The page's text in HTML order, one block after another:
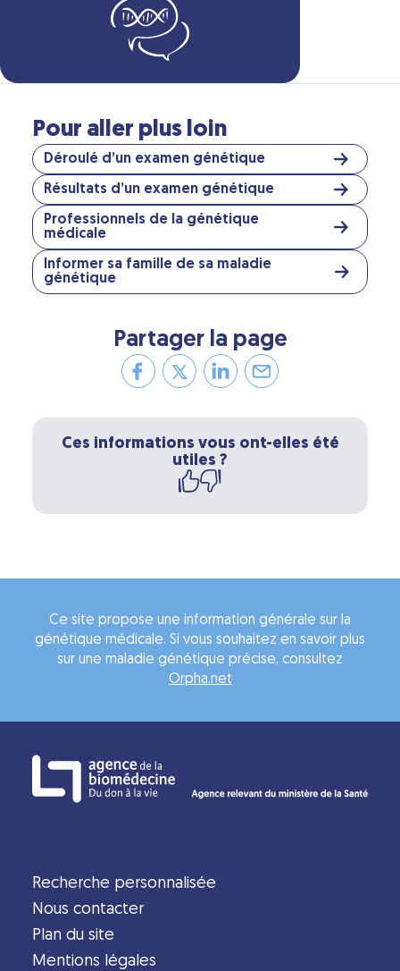
Pour aller plus loin
Déroulé d’un examen génétique
Résultats d’un examen génétique
Professionnels de la génétique
médicale
Informer sa famille de sa maladie
génétique
Partager la page
Ces informations vous ont-elles été
utiles ?
Ce site propose une information générale sur la
génétique médicale. Si vous souhaitez en savoir plus
sur une maladie génétique précise, consultez
Orpha.net
Recherche personnalisée
Nous contacter
Plan du site
Mentions légales